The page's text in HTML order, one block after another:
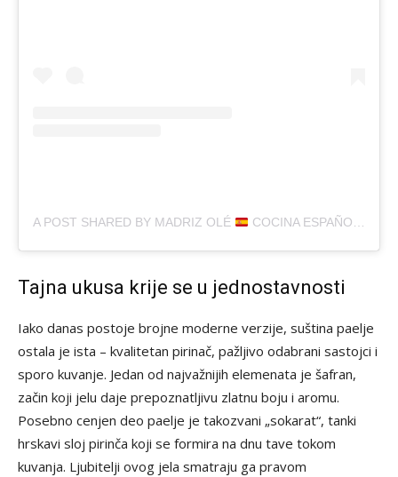
A POST SHARED BY MADRIZ OLÉ COCINA ESPAÑOLA (@MADRIZOLE)
Tajna ukusa krije se u jednostavnosti
Iako danas postoje brojne moderne verzije, suština paelje
ostala je ista – kvalitetan pirinač, pažljivo odabrani sastojci i
sporo kuvanje. Jedan od najvažnijih elemenata je šafran,
začin koji jelu daje prepoznatljivu zlatnu boju i aromu.
Posebno cenjen deo paelje je takozvani „sokarat“, tanki
hrskavi sloj pirinča koji se formira na dnu tave tokom
kuvanja. Ljubitelji ovog jela smatraju ga pravom